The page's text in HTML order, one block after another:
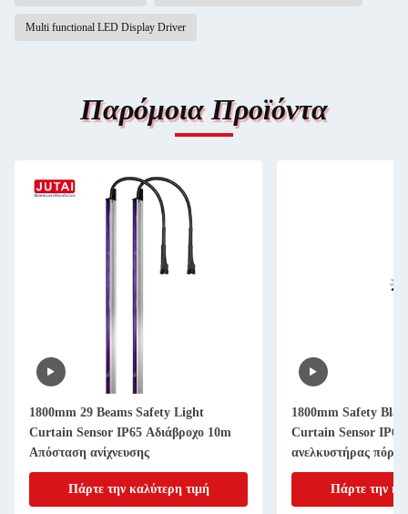
Multi functional LED Display Driver
Παρόμοια Προϊόντα
1800mm 29 Beams Safety Light
Curtain Sensor IP65 Αδιάβροχο 10m
Απόσταση ανίχνευσης
Πάρτε την καλύτερη τιμή
1800mm Safety
Curtain Sensor IP65
ανελκυστήρας
ταχύτητας
Πάρτε την